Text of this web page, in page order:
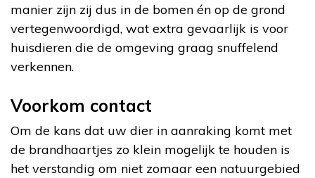
manier zijn zij dus in de bomen én op de grond
vertegenwoordigd, wat extra gevaarlijk is voor
huisdieren die de omgeving graag snuffelend
verkennen.
Voorkom contact
Om de kans dat uw dier in aanraking komt met
de brandhaartjes zo klein mogelijk te houden is
het verstandig om niet zomaar een natuurgebied